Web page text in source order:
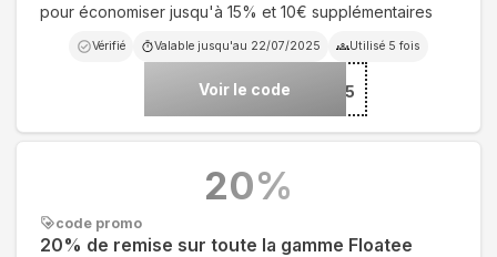
pour économiser jusqu'à 15% et 10€ supplémentaires
Vérifié Valable jusqu'au 22/07/2025 Utilisé 5 fois
Voir le code***2025
code promo
20% de remise sur toute la gamme Floatee
20%